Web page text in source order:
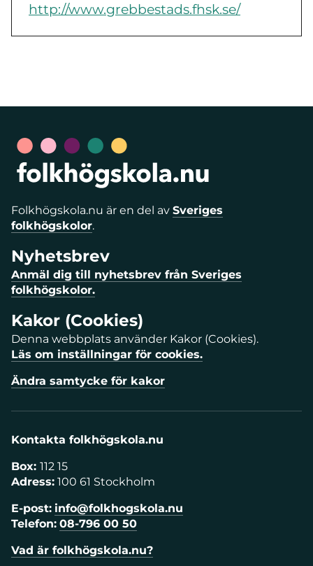
http://www.grebbestads.fhsk.se/
Folkhögskola.nu är en del av Sveriges
folkhögskolor.
Nyhetsbrev
Anmäl dig till nyhetsbrev från Sveriges
folkhögskolor.
Kakor (Cookies)
Denna webbplats använder Kakor (Cookies).
Läs om inställningar för cookies.
Ändra samtycke för kakor
Kontakta folkhögskola.nu
Box: 112 15
Adress: 100 61 Stockholm
E-post: info@folkhogskola.nu
Telefon: 08-796 00 50
Vad är folkhögskola.nu?